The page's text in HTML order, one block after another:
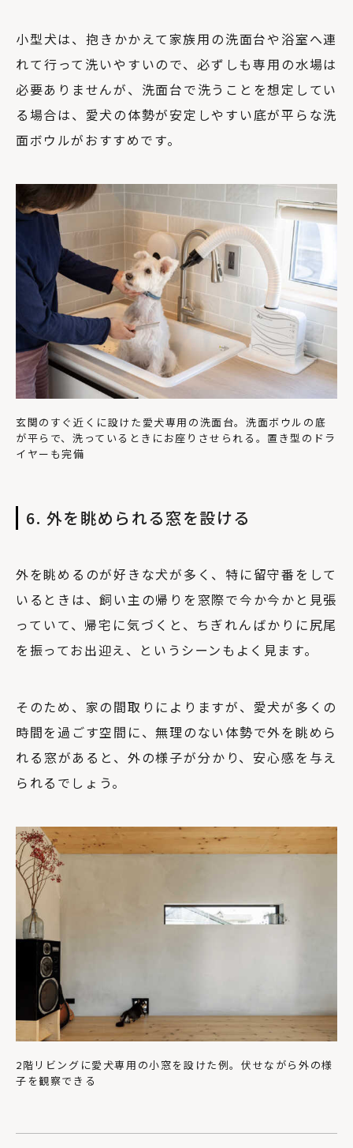
小型犬は、抱きかかえて家族用の洗面台や浴室へ連
れて行って洗いやすいので、必ずしも専用の水場は
必要ありませんが、洗面台で洗うことを想定してい
る場合は、愛犬の体勢が安定しやすい底が平らな洗
面ボウルがおすすめです。
玄関のすぐ近くに設けた愛犬専用の洗面台。洗面ボウルの底
が平らで、洗っているときにお座りさせられる。置き型のドラ
イヤーも完備
6. 外を眺められる窓を設ける
外を眺めるのが好きな犬が多く、特に留守番をして
いるときは、飼い主の帰りを窓際で今か今かと見張
っていて、帰宅に気づくと、ちぎれんばかりに尻尾
を振ってお出迎え、というシーンもよく見ます。
そのため、家の間取りによりますが、愛犬が多くの
時間を過ごす空間に、無理のない体勢で外を眺めら
れる窓があると、外の様子が分かり、安心感を与え
られるでしょう。
2階リビングに愛犬専用の小窓を設けた例。伏せながら外の様
子を観察できる